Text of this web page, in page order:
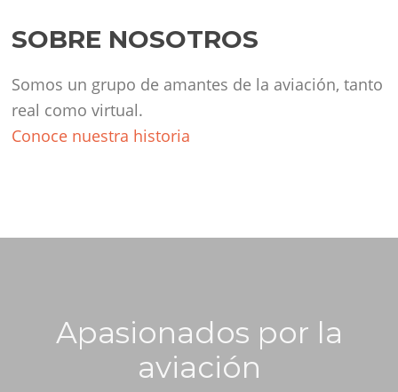
SOBRE NOSOTROS
Somos un grupo de amantes de la aviación, tanto
real como virtual.
Conoce nuestra historia
Apasionados por la
aviación